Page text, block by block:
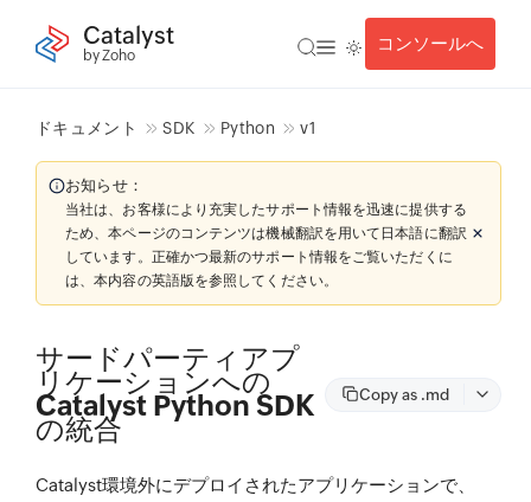
Catalyst
by Zoho
コンソールへ
ドキュメント SDK Python v1
お知らせ：
当社は、お客様により充実したサポート情報を迅速に提供する
ため、本ページのコンテンツは機械翻訳を用いて日本語に翻訳
しています。正確かつ最新のサポート情報をご覧いただくに
は、本内容の英語版を参照してください。
サードパーティアプ
リケーションへの
Catalyst Python SDK
の統合
Copy as .md
Catalyst環境外にデプロイされたアプリケーションで、